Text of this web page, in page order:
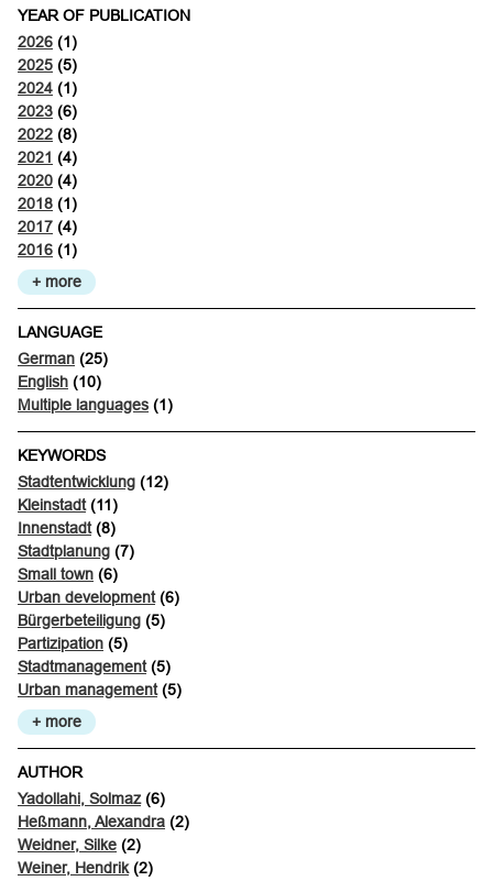
YEAR OF PUBLICATION
2026 (1)
2025 (5)
2024 (1)
2023 (6)
2022 (8)
2021 (4)
2020 (4)
2018 (1)
2017 (4)
2016 (1)
+ more
LANGUAGE
German (25)
English (10)
Multiple languages (1)
KEYWORDS
Stadtentwicklung (12)
Kleinstadt(11)
Innenstadt(8)
Stadtplanung (7)
Small town (6)
Urban development(6)
Bürgerbeteiligung (5)
Partizipation (5)
Stadtmanagement(5)
Urban management(5)
+ more
AUTHOR
Yadollahi, Solmaz(6)
Heßmann, Alexandra (2)
Weidner, Silke (2)
Weiner, Hendrik(2)